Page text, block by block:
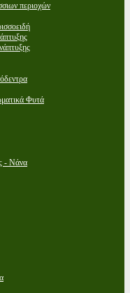
περιοχών
Φυτά
- Νάνα